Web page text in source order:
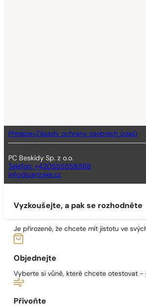
PředpisyZásady ochrany osobních údajů
PC Beskidy Sp. z o.o.
Telefon: +420555558888
info@parizske.cz
Vyzkoušejte, a pak se rozhodněte
Je přirozené, že chcete mít jistotu ve
Objednejte
Vyberte si vůně, které chcete otestovat
Přivoňte